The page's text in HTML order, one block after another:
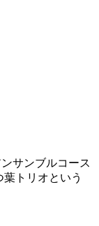
サンブルコース
トリオという